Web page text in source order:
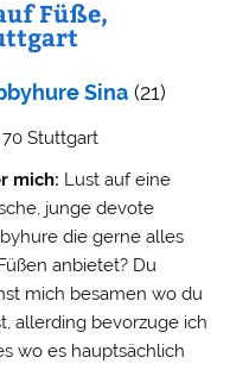
Füße,
Sina (21)
70 Stuttgart
mich: Lust auf eine
junge devote
die gerne alles
anbietet? Du
mich besamen wo du
allerding bevorzuge ich
wo es hauptsächlich